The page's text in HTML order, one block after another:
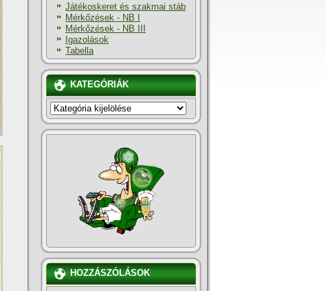
Játékoskeret és szakmai stáb
Mérkőzések - NB I
Mérkőzések - NB III
Igazolások
Tabella
KATEGÓRIÁK
KATEGÓRIÁK
HOZZÁSZÓLÁSOK